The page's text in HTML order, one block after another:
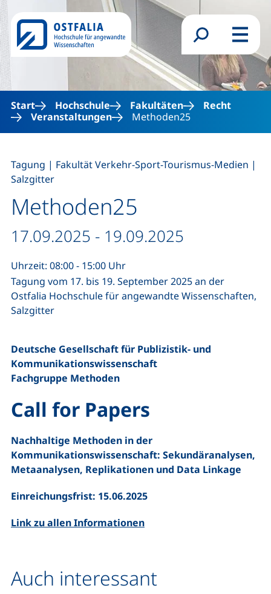
Direkt zum Inhalt
Suchformular
Menü
Start Hochschule Fakultäten
Recht
Veranstaltungen
Methoden25
Methoden25
Tagung | Fakultät Verkehr-Sport-Tourismus-Medien |
Salzgitter
Datum / Dauer:
17.09.2025 - 19.09.2025
Uhrzeit: 08:00 - 15:00 Uhr
Tagung vom 17. bis 19. September 2025 an der
Ostfalia Hochschule für angewandte Wissenschaften,
Salzgitter
Deutsche Gesellschaft für Publizistik- und
Kommunikationswissenschaft
Fachgruppe Methoden
Call for Papers
Nachhaltige Methoden in der
Kommunikationswissenschaft: Sekundäranalysen,
Metaanalysen, Replikationen und Data Linkage
Einreichungsfrist: 15.06.2025
Link zu allen Informationen
Auch interessant